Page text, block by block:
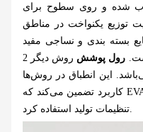
شده و روی سطوح برای
توزیع یکنواخت در مناطق
بسته بندی و نساجی مفید
رول پوشش
روش دیگر 2c ایده‌آل برای تولید مستمر فرآیندها
این انطباق در روش‌ها
کاربرد تضمین می‌کند که EVA چسب‌ها را می‌توان به طور موثر در